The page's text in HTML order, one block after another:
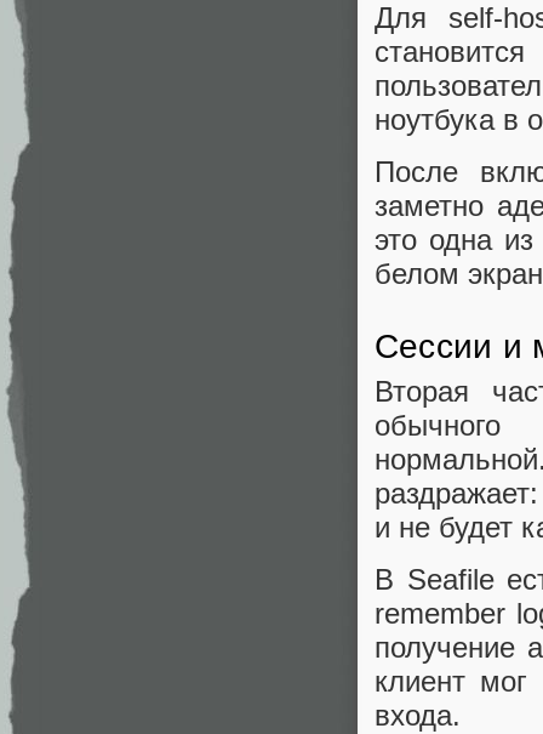
Для self-
ноутбука в
После
заметно
это одна
белом
Сессии и
Вторая
и не будет
В Seafile
remember
получение
клиент мог
входа.